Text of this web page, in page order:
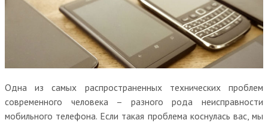
Одна из самых распространенных технических проблем
современного человека – разного рода неисправности
мобильного телефона. Если такая проблема коснулась вас, мы